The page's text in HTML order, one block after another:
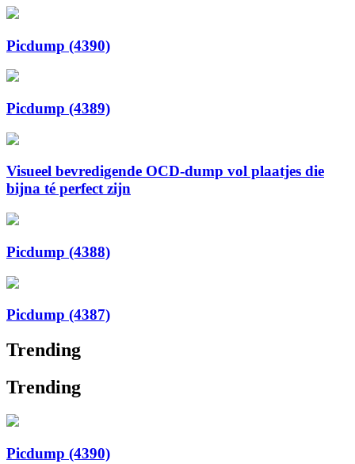
Picdump (4390)
Picdump (4389)
Visueel bevredigende OCD-dump vol plaatjes die
bijna té perfect zijn
Picdump (4388)
Picdump (4387)
Trending
Trending
Picdump (4390)